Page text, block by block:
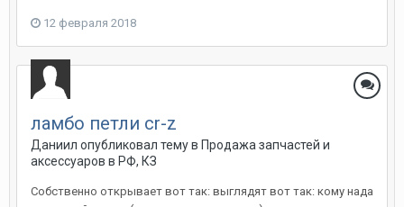
12 февраля 2018
ламбо петли cr-z
Даниил опубликовал тему в Продажа запчастей и
аксессуаров в РФ, КЗ
Собственно открывает вот так: выглядят вот так: кому нада